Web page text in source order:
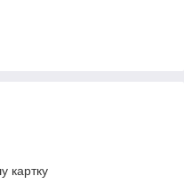
картку